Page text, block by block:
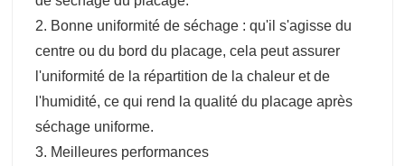
2. Bonne uniformité de séchage : qu'il s'agisse du
centre ou du bord du placage, cela peut assurer
l'uniformité de la répartition de la chaleur et de
l'humidité, ce qui rend la qualité du placage après
séchage uniforme.
3. Meilleures performances